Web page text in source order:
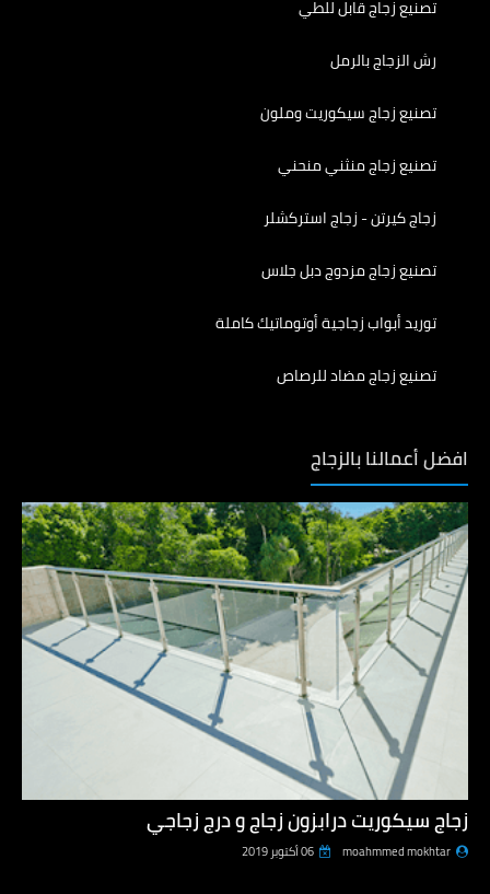
تصنيع زجاج قابل للطي
رش الزجاج بالرمل
تصنيع زجاج سيكوريت وملون
تصنيع زجاج منثني منحني
زجاج كيرتن - زجاج استركشلر
تصنيع زجاج مزدوج دبل جلاس
توريد أبواب زجاجية أوتوماتيك كاملة
تصنيع زجاج مضاد للرصاص
افضل أعمالنا بالزجاج
زجاج سيكوريت درابزون زجاج و درج زجاجي
moahmmed mokhtar 06 أكتوبر 2019